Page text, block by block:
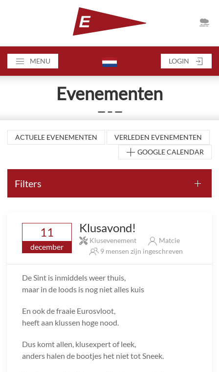
MENU LOGIN
Evenementen
— – —
ACTUELE EVENEMENTEN
VERLEDEN EVENEMENTEN
GOOGLE CALENDAR
Filters
11
december
Klusavond!
Klusevenement
Matcie
9 mensen zijn ingeschreven
De Sint is inmiddels weer thuis,
maar in de loods is nog niet alles kuis
En ook de fraaie Eurosvloot,
heeft aan klussen hoge nood.
Dus komt allen, klusexpert of leek,
anders halen de bootjes het niet tot Sneek.